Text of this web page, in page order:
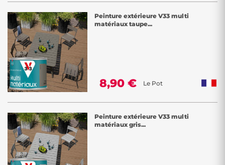
Peinture extérieure V33 multi
matériaux taupe...
8,90 € Le Pot
Peinture extérieure V33 multi
matériaux gris...